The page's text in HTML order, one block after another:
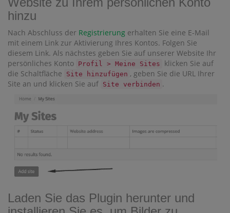
hinzu
Nach Abschluss der Registrierung erhalten Sie eine E-Mail
mit einem Link zur Aktivierung Ihres Kontos. Folgen Sie
diesem Link. Als nächstes geben Sie auf unserer Website Ihr
persönliches Konto Profil > Meine Sites
klicken Sie auf
die Schaltfläche
Site hinzufügen , geben Sie die URL Ihrer
Site an und klicken Sie auf Site verbinden .
Laden Sie das Plugin herunter und